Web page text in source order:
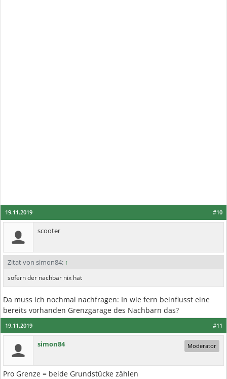
#10
19.11.2019
scooter
Zitat von simon84: ↑
sofern der nachbar nix hat
Da muss ich nochmal nachfragen: In wie fern beinflusst eine
bereits vorhanden Grenzgarage des Nachbarn das?
#11
19.11.2019
simon84 Moderator
Pro Grenze = beide Grundstücke zählen